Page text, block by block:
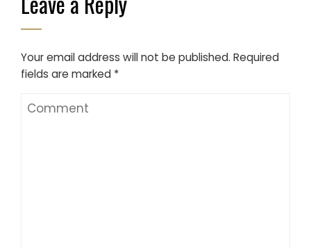
Your email address will not be published. Required
fields are marked *